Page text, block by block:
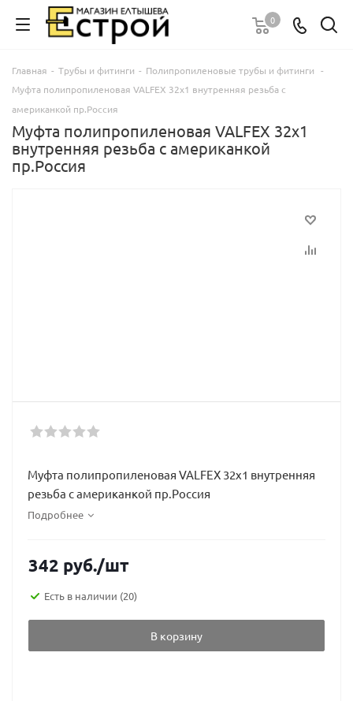
0
Главная - Трубы и фитинги - Полипропиленовые трубы и фитинги -
Муфта полипропиленовая VALFEX 32х1 внутренняя резьба с
американкой пр.Россия
Муфта полипропиленовая VALFEX 32х1
внутренняя резьба с американкой
пр.Россия
Муфта полипропиленовая VALFEX 32х1 внутренняя
резьба с американкой пр.Россия
Подробнее
342 руб./шт
Есть в наличии (20)
В корзину